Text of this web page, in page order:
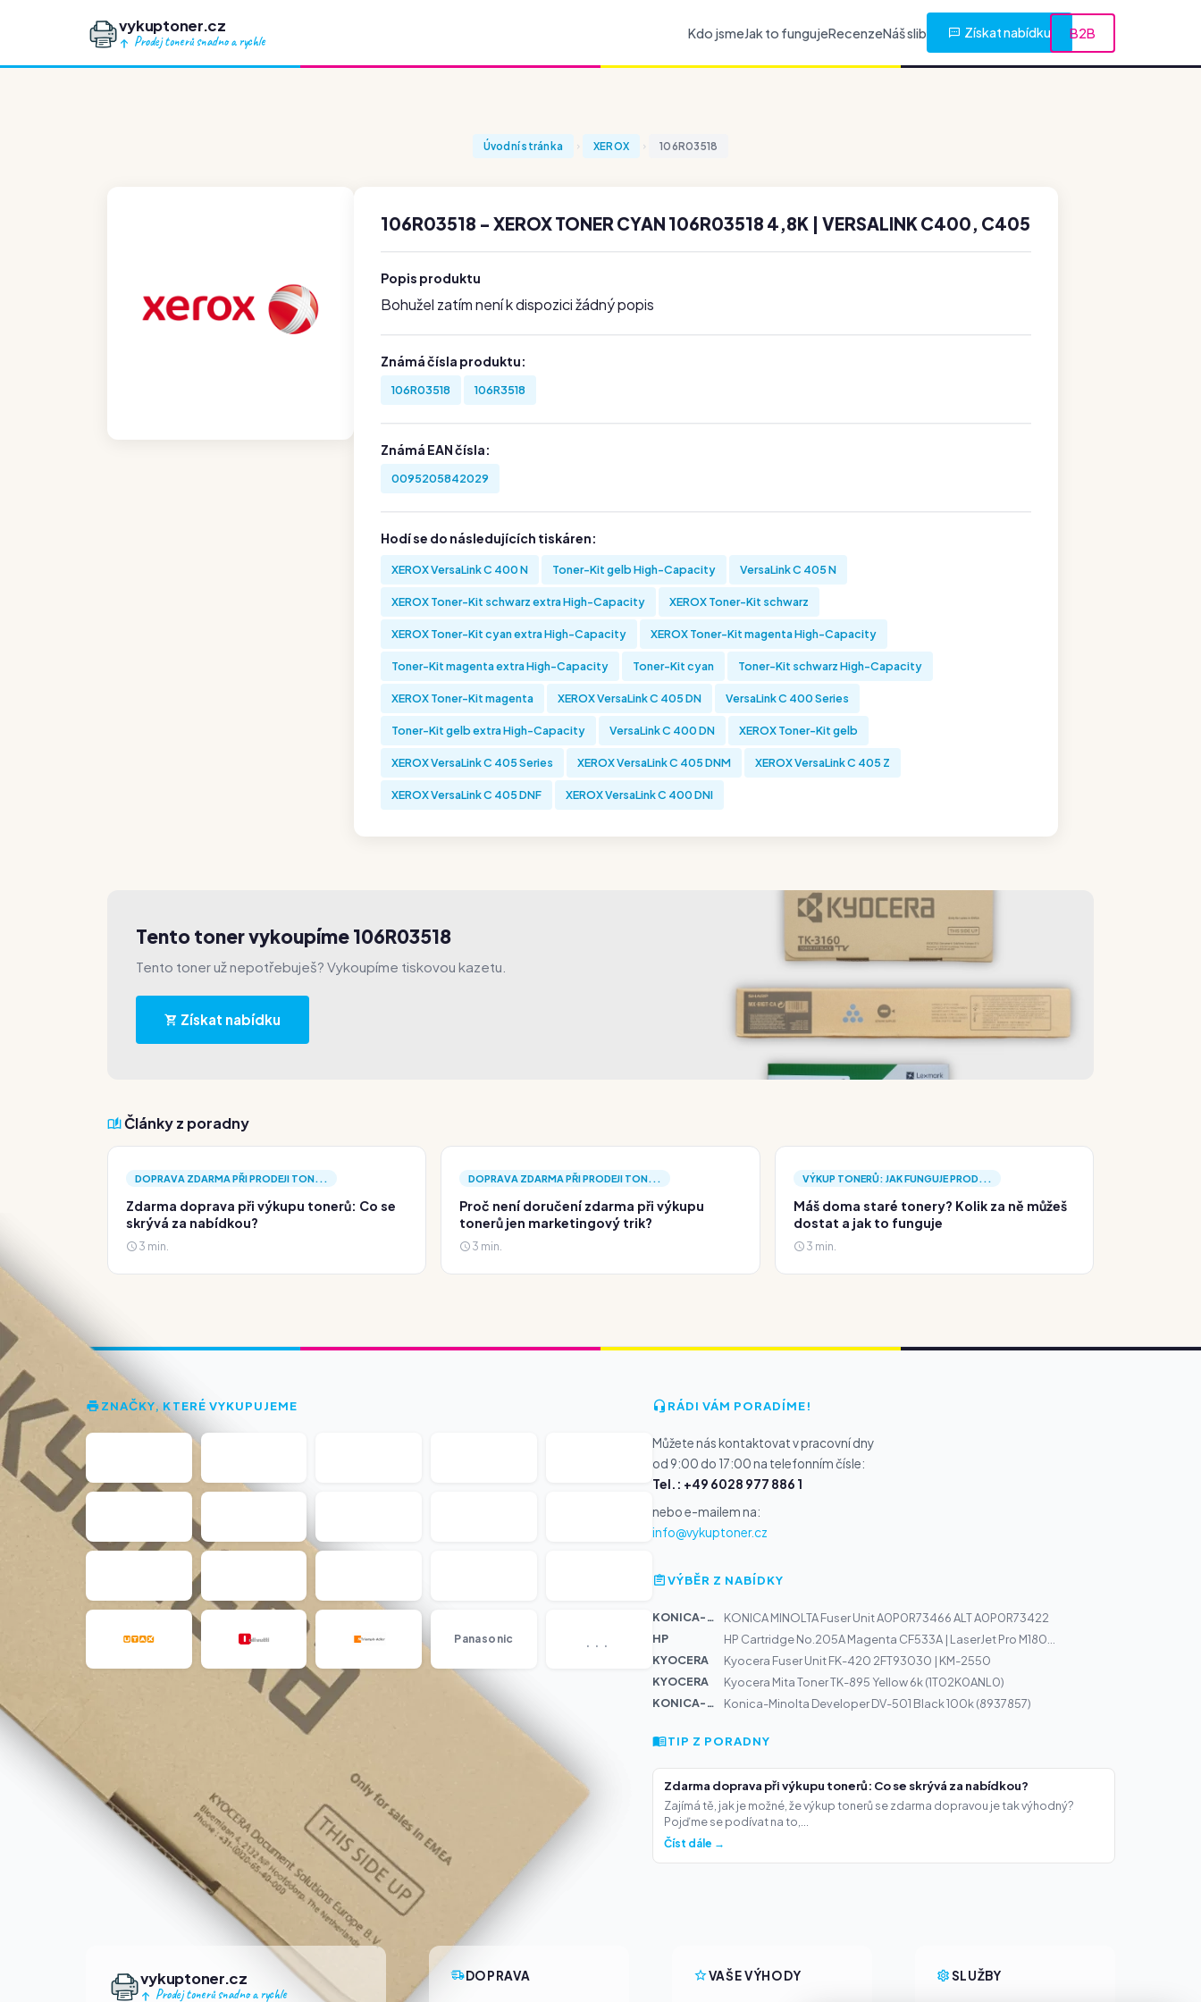
vykuptoner.cz
Prodej tonerů snadno a rychle
Kdo jsmeJak to fungujeRecenzeNáš slib Získat nabídku B2B
Úvodní stránka XEROX 106R03518
106R03518 - XEROX TONER CYAN 106R03518 4,8K | VERSALINK C400, C405
Popis produktu
Bohužel zatím není k dispozici žádný popis
Známá čísla produktu:
106R03518 106R3518
Známá EAN čísla:
0095205842029
Hodí se do následujících tiskáren:
XEROX VersaLink C 400 N Toner-Kit gelb High-Capacity VersaLink C 405 N
XEROX Toner-Kit schwarz extra High-Capacity XEROX Toner-Kit schwarz
XEROX Toner-Kit cyan extra High-Capacity XEROX Toner-Kit magenta High-Capacity
Toner-Kit magenta extra High-Capacity Toner-Kit cyan Toner-Kit schwarz High-Capacity
XEROX Toner-Kit magenta XEROX VersaLink C 405 DN VersaLink C 400 Series
Toner-Kit gelb extra High-Capacity VersaLink C 400 DN XEROX Toner-Kit gelb
XEROX VersaLink C 405 Series XEROX VersaLink C 405 DNM XEROX VersaLink C 405 Z
XEROX VersaLink C 405 DNF XEROX VersaLink C 400 DNI
Tento toner vykoupíme 106R03518
Tento toner už nepotřebuješ? Vykoupíme tiskovou kazetu.
Získat nabídku
Články z poradny
DOPRAVA ZDARMA PŘI PRODEJI TON...
Zdarma doprava při výkupu tonerů: Co se
skrývá za nabídkou?
3 min.
DOPRAVA ZDARMA PŘI PRODEJI TON...
Proč není doručení zdarma při výkupu
tonerů jen marketingový trik?
3 min.
VÝKUP TONERŮ: JAK FUNGUJE PROD...
Máš doma staré tonery? Kolik za ně můžeš
dostat a jak to funguje
3 min.
ZNAČKY, KTERÉ VYKUPUJEME
Panasonic ...
RÁDI VÁM PORADÍME!
Můžete nás kontaktovat v pracovní dny
od 9:00 do 17:00 na telefonním čísle:
Tel.: +49 6028 977 886 1
nebo e-mailem na:
info@vykuptoner.cz
VÝBĚR Z NABÍDKY
KONICA-MIN...
KONICA MINOLTA Fuser Unit A0P0R73466 ALT A0P0R73422
HP
HP Cartridge No.205A Magenta CF533A | LaserJet Pro M180...
KYOCERA
Kyocera Fuser Unit FK-420 2FT93030 | KM-2550
KYOCERA
Kyocera Mita Toner TK-895 Yellow 6k (1T02K0ANL0)
KONICA-MIN...
Konica-Minolta Developer DV-501 Black 100k (8937857)
TIP Z PORADNY
Zdarma doprava při výkupu tonerů: Co se skrývá za nabídkou?
Zajímá tě, jak je možné, že výkup tonerů se zdarma dopravou je tak výhodný?
Pojďme se podívat na to,...
Číst dále →
vykuptoner.cz
Prodej tonerů snadno a rychle
DOPRAVA VAŠE VÝHODY SLUŽBY